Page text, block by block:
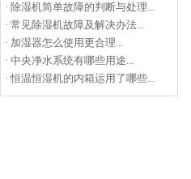
· 除湿机简单故障的判断与处理...
· 常见除湿机故障及解决办法...
· 加湿器怎么使用更合理...
· 中央净水系统有哪些用途...
· 恒温恒湿机的内箱运用了哪些...